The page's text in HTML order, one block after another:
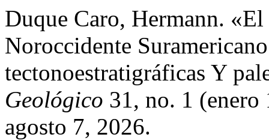
Duque Caro, Hermann.
Noroccidente
tectonoestratigráficas Y
Geológico 31, no. 1
agosto 7, 2026.